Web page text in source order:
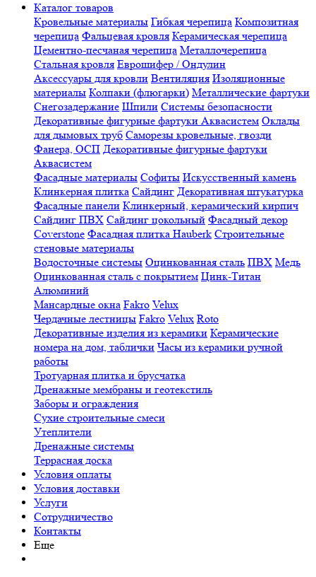
Каталог товаров
Кровельные материалы Гибкая черепица Композитная
черепица Фальцевая кровля Керамическая черепица
Цементно-песчаная черепица Металлочерепица
Стальная кровля Еврошифер / Ондулин
Аксессуары для кровли Вентиляция Изоляционные
материалы Колпаки (флюгарки) Металлические фартуки
Снегозадержание Шпили Системы безопасности
Декоративные фигурные фартуки Аквасистем Оклады
для дымовых труб Саморезы кровельные, гвозди
Фанера, ОСП Декоративные фигурные фартуки
Аквасистем
Фасадные материалы Софиты Искусственный камень
Клинкерная плитка Сайдинг Декоративная штукатурка
Фасадные панели Клинкерный, керамический кирпич
Сайдинг ПВХ Сайдинг цокольный Фасадный декор
Coverstone Фасадная плитка Hauberk Строительные
стеновые материалы
Водосточные системы Оцинкованная сталь ПВХ Медь
Оцинкованная сталь с покрытием Цинк-Титан
Алюминий
Мансардные окна Fakro Velux
Чердачные лестницы Fakro Velux Roto
Декоративные изделия из керамики Керамические
номера на дом, таблички Часы из керамики ручной
работы
Тротуарная плитка и брусчатка
Дренажные мембраны и геотекстиль
Заборы и ограждения
Сухие строительные смеси
Утеплители
Дренажные системы
Террасная доска
Условия оплаты
Условия доставки
Услуги
Сотрудничество
Контакты
Еще